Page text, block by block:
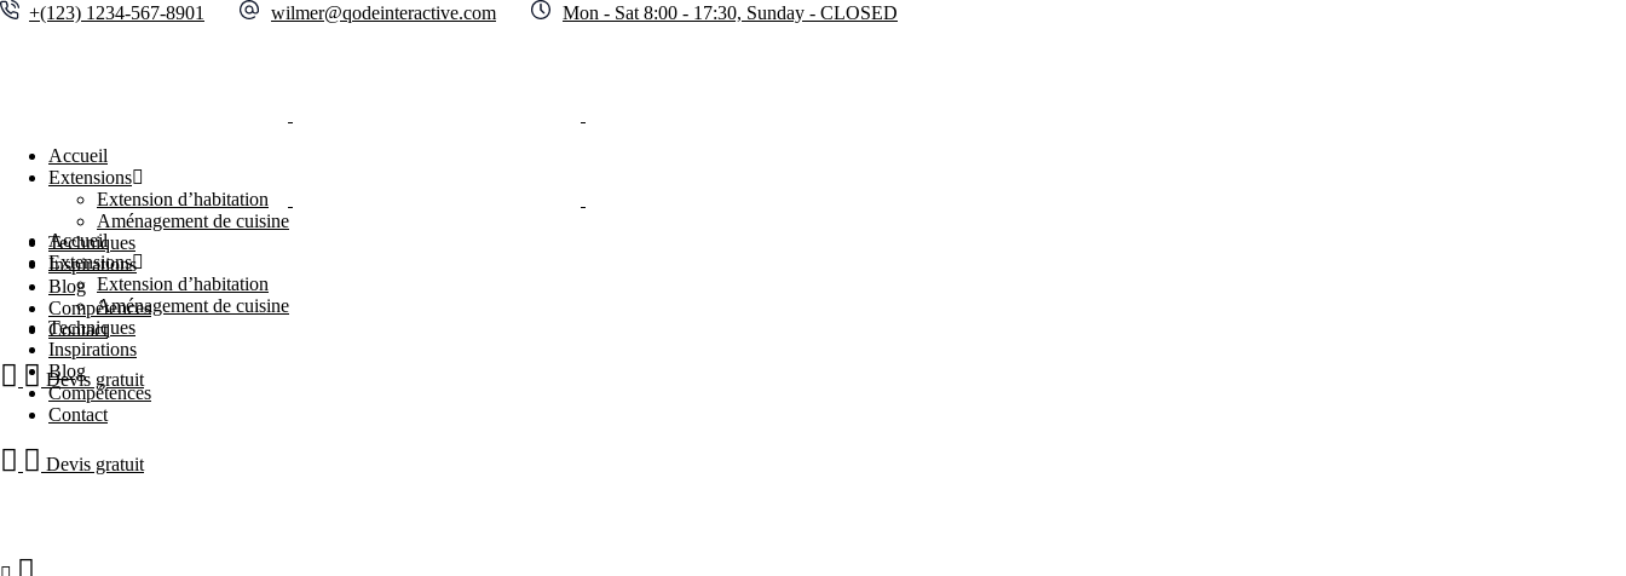
+(123) 1234-567-8901 wilmer@qodeinteractive.com Mon - Sat 8:00 - 17:30, Sunday - CLOSED
Accueil
Extensions
Extension d’habitation
Aménagement de cuisine
Techniques
Inspirations
Blog
Compétences
Contact
Devis gratuit
Accueil
Extensions
Extension d’habitation
Aménagement de cuisine
Techniques
Inspirations
Blog
Compétences
Contact
Devis gratuit